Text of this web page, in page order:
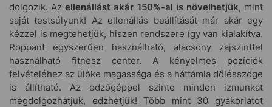
dolgozik. Azellenállást akár 150%-al is növelhetjük, mint
saját testsúlyunk! Az ellenállás beállítását már akár egy
kézzel is megtehetjük, hiszen rendszere így van kialakítva.
Roppant egyszerűen használható, alacsony zajszinttel
használható fitnesz center. A kényelmes pozíciók
felvételéhez az ülőke magassága és a háttámla dőlésszöge
is állítható. Az edzőgéppel szinte minden izmunkat
megdolgozhatjuk, edzhetjük! Több mint 30 gyakorlatot